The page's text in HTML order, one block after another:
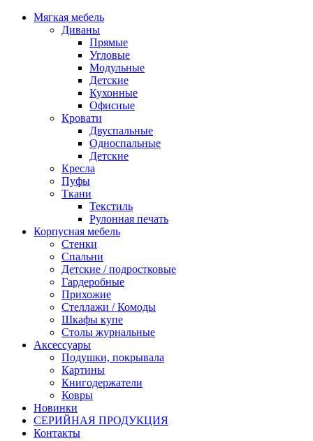
Мягкая мебель
Диваны
Прямые
Угловые
Модульные
Детские
Кухонные
Офисные
Кровати
Двуспальные
Односпальные
Детские
Кресла
Пуфы
Ткани
Текстиль
Рулонная печать
Корпусная мебель
Стенки
Спальни
Детские / подростковые
Гардеробные
Прихожие
Стеллажи / Комоды
Шкафы купе
Столы журнальные
Аксессуары
Подушки, покрывала
Картины
Книгодержатели
Ковры
Новинки
СЕРИЙНАЯ ПРОДУКЦИЯ
Контакты